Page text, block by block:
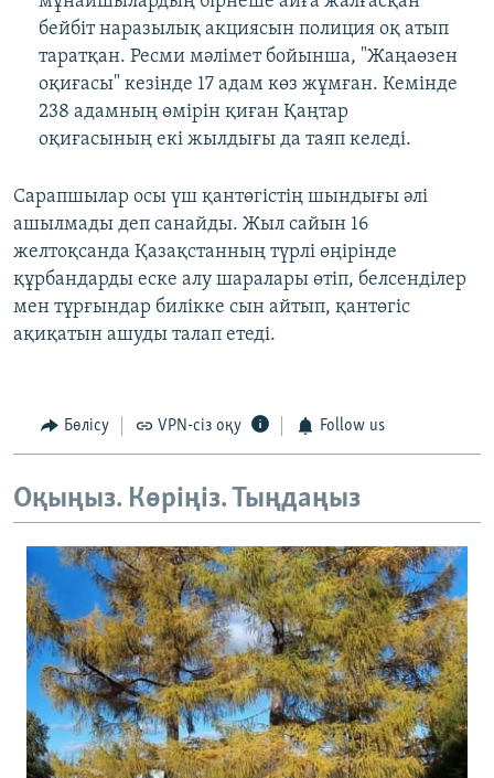
бейбіт наразылық акциясын полиция оқ атып
таратқан. Ресми мәлімет бойынша, "Жаңаөзен
оқиғасы" кезінде 17 адам көз жұмған. Кемінде
238 адамның өмірін қиған Қаңтар
оқиғасының екі жылдығы да таяп келеді.
Сарапшылар осы үш қантөгістің шындығы әлі
ашылмады деп санайды. Жыл сайын 16
желтоқсанда Қазақстанның түрлі өңірінде
құрбандарды еске алу шаралары өтіп, белсенділер
мен тұрғындар билікке сын айтып, қантөгіс
ақиқатын ашуды талап етеді.
Бөлісу VPN-сіз оқу Follow us
Оқыңыз. Көріңіз. Тыңдаңыз